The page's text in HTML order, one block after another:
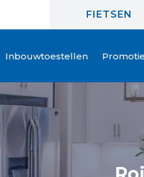
FIETSEN
Inbouwtoestellen